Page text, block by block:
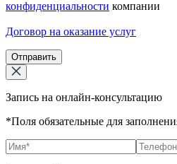
конфиденциальности компании
Договор на оказание услуг
Отправить
Запись на онлайн-консультацию
*Поля обязательные для